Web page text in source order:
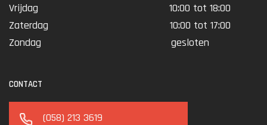
Vrijdag
10:00 tot 18:00
Zaterdag
10:00 tot 17:00
Zondag
gesloten
CONTACT
(058) 213 3619